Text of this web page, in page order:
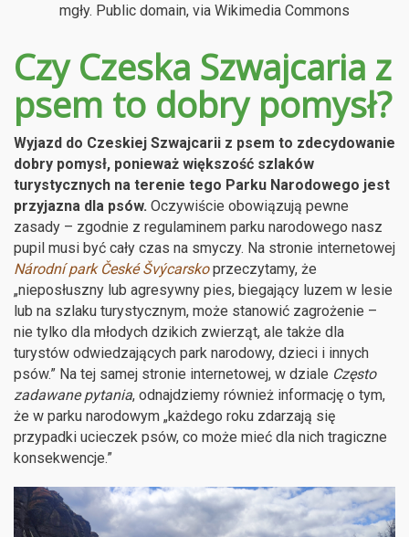
mgły. Public domain, via Wikimedia Commons
Czy Czeska Szwajcaria z
psem to dobry pomysł?
Wyjazd do Czeskiej Szwajcarii z psem to zdecydowanie
dobry pomysł, ponieważ większość szlaków
turystycznych na terenie tego Parku Narodowego jest
przyjazna dla psów. Oczywiście obowiązują pewne
zasady – zgodnie z regulaminem parku narodowego nasz
pupil musi być cały czas na smyczy. Na stronie internetowej
Národní park České Švýcarskoprzeczytamy, że
„nieposłuszny lub agresywny pies, biegający luzem w lesie
lub na szlaku turystycznym, może stanowić zagrożenie –
nie tylko dla młodych dzikich zwierząt, ale także dla
turystów odwiedzających park narodowy, dzieci i innych
psów.” Na tej samej stronie internetowej, w dziale Często
zadawane pytania, odnajdziemy również informację o tym,
że w parku narodowym „każdego roku zdarzają się
przypadki ucieczek psów, co może mieć dla nich tragiczne
konsekwencje.”